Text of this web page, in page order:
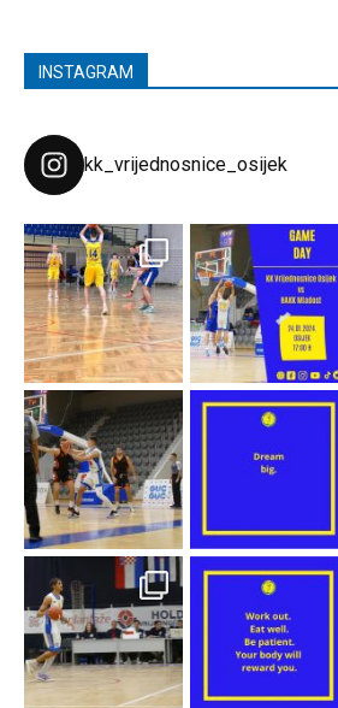
INSTAGRAM
kk_vrijednosnice_osijek